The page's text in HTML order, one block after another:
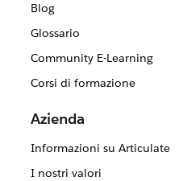
Blog
Glossario
Community E-Learning
Corsi di formazione
Azienda
Informazioni su Articulate
I nostri valori